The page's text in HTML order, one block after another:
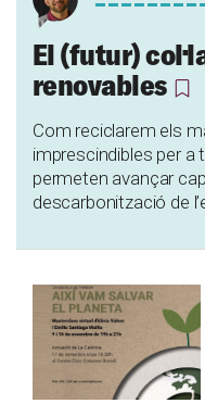
El (futur)
renovables
Com reciclarem els
imprescindibles per
permeten avançar
descarbonització de